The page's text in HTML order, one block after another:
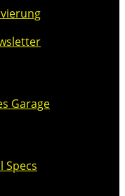
Garage
Specs